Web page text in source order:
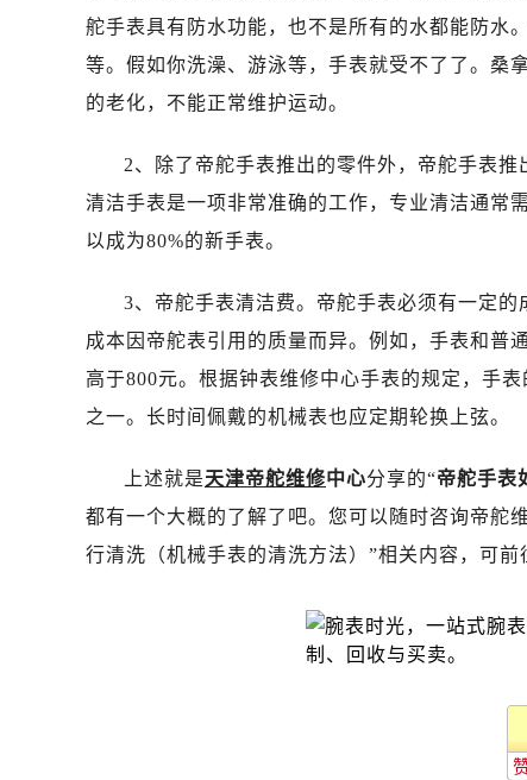
舵手表具有防水功能，也不是所有的水都能防水
等。假如你洗澡、游泳等，手表就受不了了。桑
的老化，不能正常维护运动。
2、除了帝舵手表推出的零件外，帝舵手表
清洁手表是一项非常准确的工作，专业清洁通常
以成为80%的新手表。
3、帝舵手表清洁费。帝舵手表必须有一定
成本因帝舵表引用的质量而异。例如，手表和普
高于800元。根据钟表维修中心手表的规定，手
之一。长时间佩戴的机械表也应定期轮换上弦。
上述就是天津帝舵维修中心分享的“帝舵手表
都有一个大概的了解了吧。您可以随时咨询帝舵
行清洗（机械手表的清洗方法）”相关内容，可